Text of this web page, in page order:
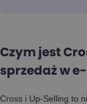
Czym jest
sprzedaż w
Cross i Up-Selling to